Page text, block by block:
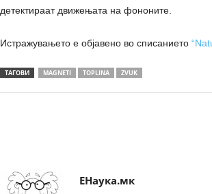
детектираат движењата на фононите.
Истражувањето е објавено во списанието
ТАГОВИ MAGNETI TOPLINA ZVUK
ЕНаука.мк